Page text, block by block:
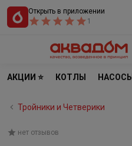
Открыть в приложении
1
АКЦИИ ⭐ КОТЛЫ НАСОСЫ
Тройники и Четверики
нет отзывов